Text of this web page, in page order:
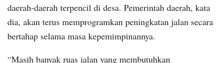
daerah-daerah terpencil di desa. Pemerintah daerah, kata
dia, akan terus memprogramkan peningkatan jalan secara
bertahap selama masa kepemimpinannya.
“Masih banyak ruas jalan yang membutuhkan